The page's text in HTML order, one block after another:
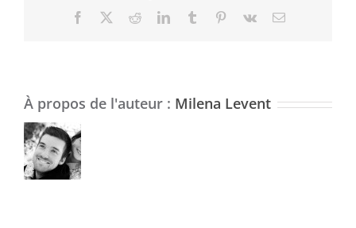
Facebook RedditLinkedInTumblr Pinterest
Vk Email
À propos de l'auteur : Milena Levent